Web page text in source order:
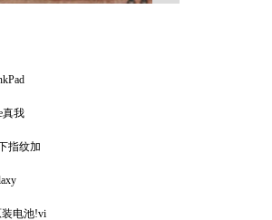
真我
指纹加
电池!vi